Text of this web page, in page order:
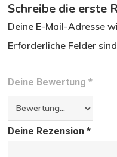
Schreibe die erste
Deine E-Mail-Adresse
Erforderliche Felder
Deine Bewertung*
Deine Rezension*